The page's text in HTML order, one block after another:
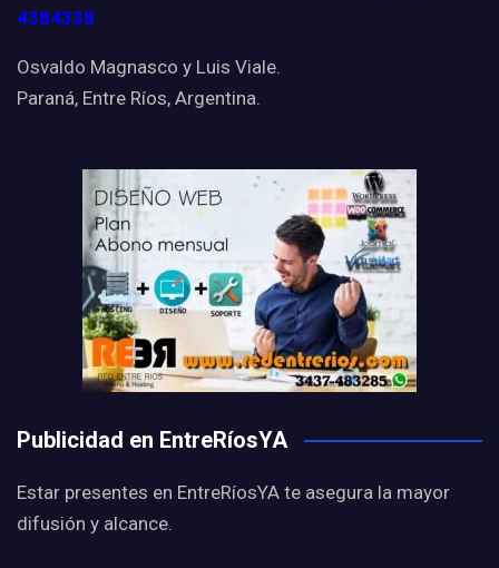
4384338
Osvaldo Magnasco y Luis Viale.
Paraná, Entre Ríos, Argentina.
Publicidad en EntreRíosYA
Estar presentes en EntreRíosYA te asegura la mayor
difusión y alcance.